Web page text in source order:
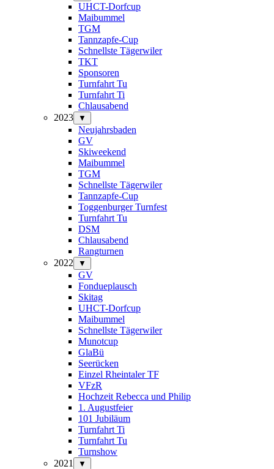
UHCT-Dorfcup
Maibummel
TGM
Tannzapfe-Cup
Schnellste Tägerwiler
TKT
Sponsoren
Turnfahrt Tu
Turnfahrt Ti
Chlausabend
2023
▼
Neujahrsbaden
GV
Skiweekend
Maibummel
TGM
Schnellste Tägerwiler
Tannzapfe-Cup
Toggenburger Turnfest
Turnfahrt Tu
DSM
Chlausabend
Rangturnen
2022
▼
GV
Fondueplausch
Skitag
UHCT-Dorfcup
Maibummel
Schnellste Tägerwiler
Munotcup
GlaBü
Seerücken
Einzel Rheintaler TF
VFzR
Hochzeit Rebecca und Philip
1. Augustfeier
101 Jubiläum
Turnfahrt Ti
Turnfahrt Tu
Turnshow
2021
▼